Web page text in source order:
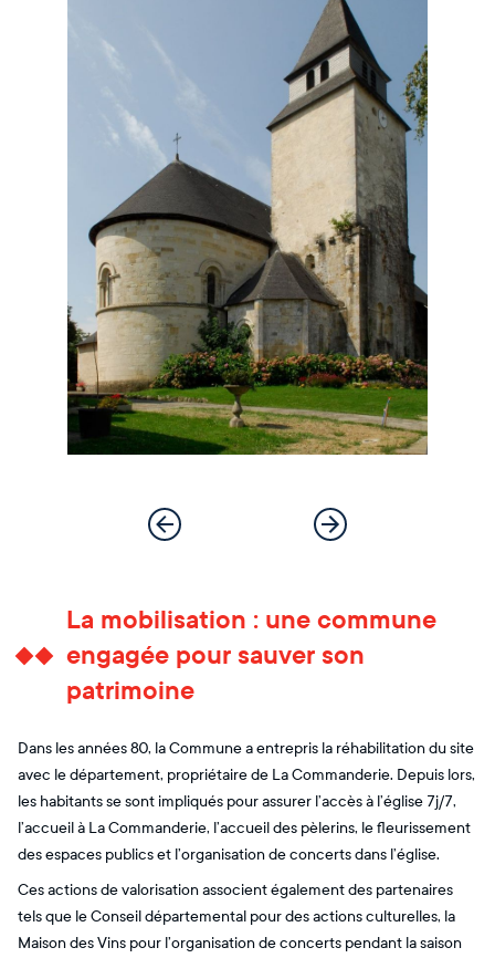
La mobilisation : une commune
engagée pour sauver son
patrimoine
Dans les années 80, la Commune a entrepris la réhabilitation du site
avec le département, propriétaire de La Commanderie. Depuis lors,
les habitants se sont impliqués pour assurer l’accès à l’église 7j/7,
l’accueil à La Commanderie, l’accueil des pèlerins, le fleurissement
des espaces publics et l’organisation de concerts dans l’église.
Ces actions de valorisation associent également des partenaires
tels que le Conseil départemental pour des actions culturelles, la
Maison des Vins pour l’organisation de concerts pendant la saison